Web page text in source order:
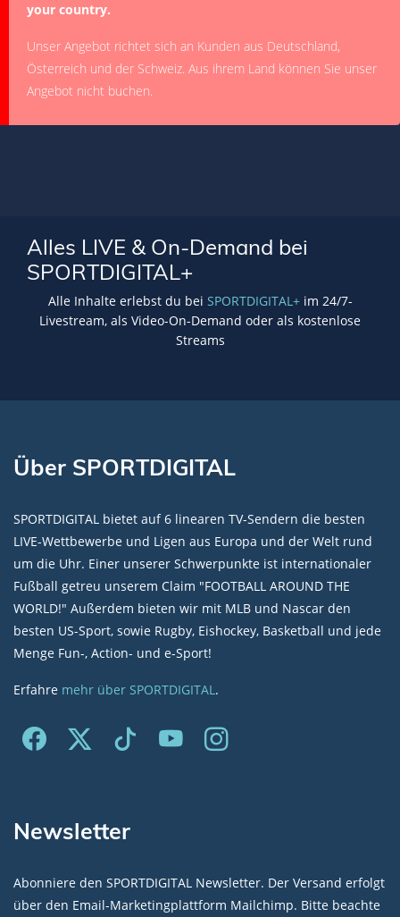
your country.
Unser Angebot richtet sich an Kunden aus Deutschland,
Österreich und der Schweiz. Aus ihrem Land können Sie unser
Angebot nicht buchen.
Alles LIVE & On-Demand bei
SPORTDIGITAL+
Alle Inhalte erlebst du bei SPORTDIGITAL+im 24/7-
Livestream, als Video-On-Demand oder als kostenlose
Streams
Über SPORTDIGITAL
SPORTDIGITAL bietet auf 6 linearen TV-Sendern die besten
LIVE-Wettbewerbe und Ligen aus Europa und der Welt rund
um die Uhr. Einer unserer Schwerpunkte ist internationaler
Fußball getreu unserem Claim "FOOTBALL AROUND THE
WORLD!" Außerdem bieten wir mit MLB und Nascar den
besten US-Sport, sowie Rugby, Eishockey, Basketball und jede
Menge Fun-, Action- und e-Sport!
Erfahre mehr über SPORTDIGITAL.
Newsletter
Abonniere den SPORTDIGITAL Newsletter. Der Versand erfolgt
über den Email-Marketingplattform Mailchimp. Bitte beachte